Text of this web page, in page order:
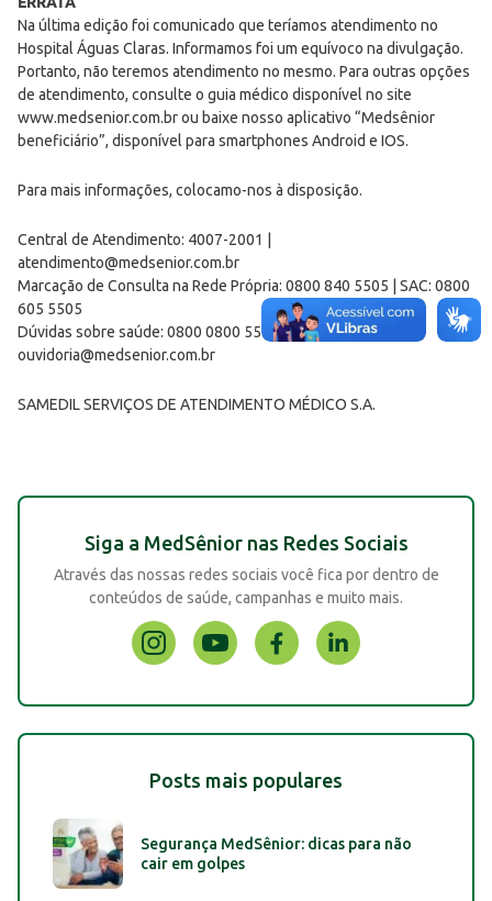
Na última edição foi comunicado que teríamos atendimento no
Hospital Águas Claras. Informamos foi um equívoco na divulgação.
Portanto, não teremos atendimento no mesmo. Para outras opções
de atendimento, consulte o guia médico disponível no site
www.medsenior.com.br ou baixe nosso aplicativo “Medsênior
beneficiário”, disponível para smartphones Android e IOS.
Para mais informações, colocamo-nos à disposição.
Central de Atendimento: 4007-2001 |
atendimento@medsenior.com.br
Marcação de Consulta na Rede Própria: 0800 840 5505 | SAC: 0800
605 5505
Dúvidas sobre saúde: 0800 0800 551 | Ouvidoria:
ouvidoria@medsenior.com.br
SAMEDIL SERVIÇOS DE ATENDIMENTO MÉDICO S.A.
Siga a MedSênior nas Redes Sociais
Através das nossas redes sociais você fica por dentro de
conteúdos de saúde, campanhas e muito mais.
Posts mais populares
Segurança MedSênior: dicas para não
cair em golpes